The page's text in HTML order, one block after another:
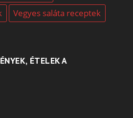
Vegyes saláta receptek
ÉTELEK A